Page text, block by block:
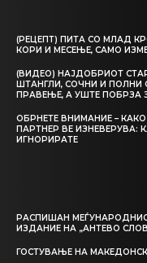
(РЕЦЕПТ) ПИТА СО МЛАД
КОРИ И МЕСЕЊЕ, САМО
(ВИДЕО) НАЈДОБРИОТ
ШТАНГЛИ, СОЧНИ И ПОЛНИ
ПРАВЕЊЕ, А УШТЕ ПОБРЗА
ОБРНЕТЕ ВНИМАНИЕ –
ПАРТНЕР ВЕ ИЗНЕВЕРУВА:
ИГНОРИРАТЕ
РАСПИШАН
ИЗДАНИЕ НА „АНТЕВО
ГОСТУВАЊЕ НА